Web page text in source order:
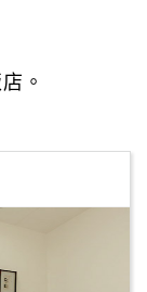
。